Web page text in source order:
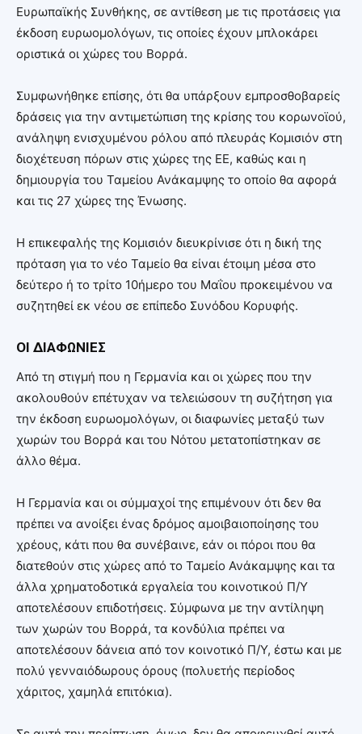
Ευρωπαϊκής Συνθήκης, σε αντίθεση με τις προτάσεις για
έκδοση ευρωομολόγων, τις οποίες έχουν μπλοκάρει
οριστικά οι χώρες του Βορρά.
Συμφωνήθηκε επίσης, ότι θα υπάρξουν εμπροσθοβαρείς
δράσεις για την αντιμετώπιση της κρίσης του κορωνοϊού,
ανάληψη ενισχυμένου ρόλου από πλευράς Κομισιόν στη
διοχέτευση πόρων στις χώρες της ΕΕ, καθώς και η
δημιουργία του Ταμείου Ανάκαμψης το οποίο θα αφορά
και τις 27 χώρες της Ένωσης.
Η επικεφαλής της Κομισιόν διευκρίνισε ότι η δική της
πρόταση για το νέο Ταμείο θα είναι έτοιμη μέσα στο
δεύτερο ή το τρίτο 10ήμερο του Μαΐου προκειμένου να
συζητηθεί εκ νέου σε επίπεδο Συνόδου Κορυφής.
ΟΙ ΔΙΑΦΩΝΙΕΣ
Από τη στιγμή που η Γερμανία και οι χώρες που την
ακολουθούν επέτυχαν να τελειώσουν τη συζήτηση για
την έκδοση ευρωομολόγων, οι διαφωνίες μεταξύ των
χωρών του Βορρά και του Νότου μετατοπίστηκαν σε
άλλο θέμα.
Η Γερμανία και οι σύμμαχοί της επιμένουν ότι δεν θα
πρέπει να ανοίξει ένας δρόμος αμοιβαιοποίησης του
χρέους, κάτι που θα συνέβαινε, εάν οι πόροι που θα
διατεθούν στις χώρες από το Ταμείο Ανάκαμψης και τα
άλλα χρηματοδοτικά εργαλεία του κοινοτικού Π/Υ
αποτελέσουν επιδοτήσεις. Σύμφωνα με την αντίληψη
των χωρών του Βορρά, τα κονδύλια πρέπει να
αποτελέσουν δάνεια από τον κοινοτικό Π/Υ, έστω και με
πολύ γενναιόδωρους όρους (πολυετής περίοδος
χάριτος, χαμηλά επιτόκια).